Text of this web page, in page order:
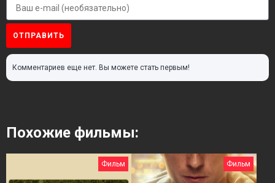
ОТПРАВИТЬ
Комментариев еще нет. Вы можете стать первым!
Похожие фильмы:
Фильм Фильм